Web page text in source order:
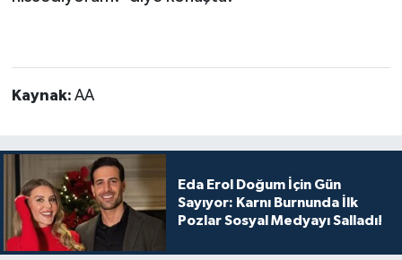
Kaynak: AA
Eda Erol Doğum İçin Gün
Sayıyor: Karnı Burnunda İlk
Pozlar Sosyal Medyayı Salladı!